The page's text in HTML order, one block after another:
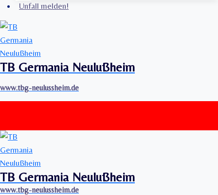
Unfall melden!
TB Germania Neulußheim
www.tbg-neulussheim.de
TB Germania Neulußheim
www.tbg-neulussheim.de